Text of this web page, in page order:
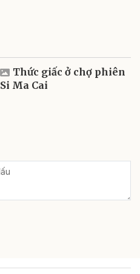
Thức giấc ở chợ phiên
Si Ma Cai